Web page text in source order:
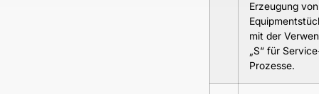
Erzeugung von
mit der
„S“ für
Prozesse.